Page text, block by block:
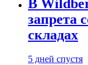
В
запрета
складах
5 дней спустя